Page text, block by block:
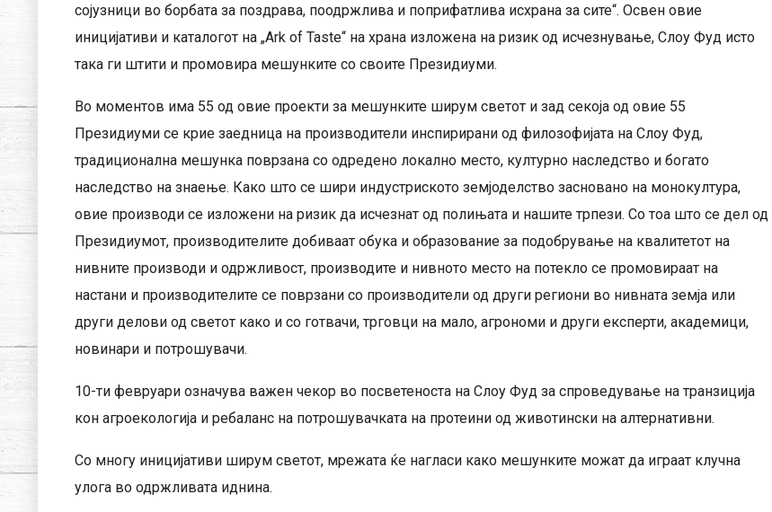
сојузници во борбата за поздрава, поодржлива и поприфатлива исхрана за сите“. Освен овие
иницијативи и каталогот на „Ark of Taste“ на храна изложена на ризик од исчезнување, Слоу Фуд исто
така ги штити и промовира мешунките со своите Президиуми.
Во моментов има 55 од овие проекти за мешунките ширум светот и зад секоја од овие 55
Президиуми се крие заедница на производители инспирирани од филозофијата на Слоу Фуд,
традиционална мешунка поврзана со одредено локално место, културно наследство и богато
наследство на знаење. Како што се шири индустриското земјоделство засновано на монокултура,
овие производи се изложени на ризик да исчезнат од полињата и нашите трпези. Со тоа што се дел од
Президиумот, производителите добиваат обука и образование за подобрување на квалитетот на
нивните производи и одржливост, производите и нивното место на потекло се промовираат на
настани и производителите се поврзани со производители од други региони во нивната земја или
други делови од светот како и со готвачи, трговци на мало, агрономи и други експерти, академици,
новинари и потрошувачи.
10-ти февруари означува важен чекор во посветеноста на Слоу Фуд за спроведување на транзиција
кон агроекологија и ребаланс на потрошувачката на протеини од животински на алтернативни.
Со многу иницијативи ширум светот, мрежата ќе нагласи како мешунките можат да играат клучна
улога во одржливата иднина.